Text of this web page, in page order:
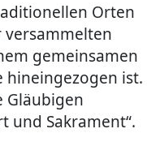
Orten
versammelten
gemeinsamen
hineingezogen ist.
Gläubigen
und Sakrament“.